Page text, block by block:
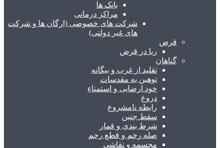
بانک ها
مراکز درمانی
شرکت های خصوصی (ارگان ها و شرکت
های غیر دولتی)
قرض
ربا در قرض
گناهان
تقلید از غرب و بیگانه
توهین به مقدسات
خود ارضایی و استمناء
دروغ
رابطه نامشروع
سقط جنین
شرط بندی و قمار
صله رحم و قطع رحم
مجسمه و نقاشی